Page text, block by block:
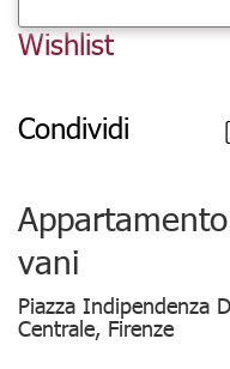
Wishlist
Condividi
vani
Piazza Indipendenza
Centrale, Firenze